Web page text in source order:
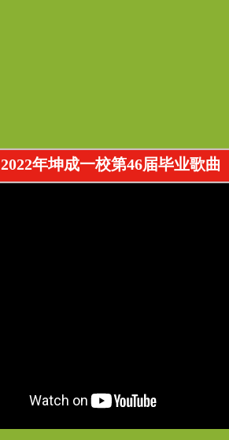
2022年坤成一校第46届毕业歌曲